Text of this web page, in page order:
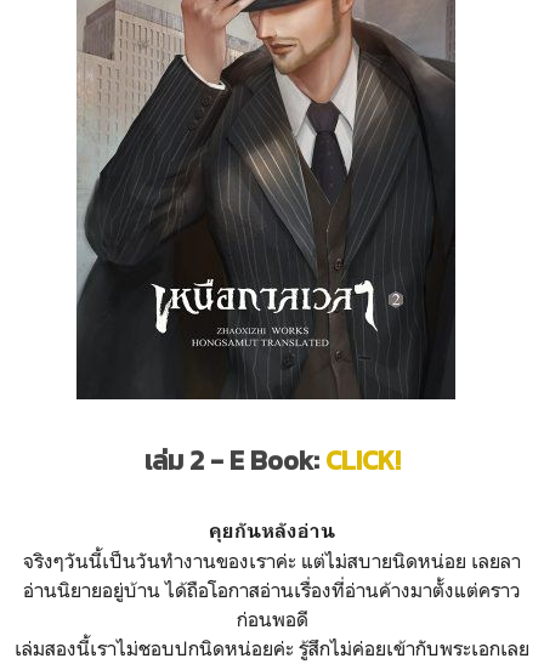
เล่ม 2 - E Book:CLICK!
คุยกันหลังอ่าน
จริงๆวันนี้เป็นวันทำงานของเราค่ะ แต่ไม่สบายนิดหน่อย เลยลา
อ่านนิยายอยู่บ้าน ได้ถือโอกาสอ่านเรื่องที่อ่านค้างมาตั้งแต่คราว
ก่อนพอดี
เล่มสองนี้เราไม่ชอบปกนิดหน่อยค่ะ รู้สึกไม่ค่อยเข้ากับพระเอกเลย